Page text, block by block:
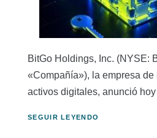
BitGo Holdings, Inc. (NYSE:
«Compañía»), la empresa de
activos digitales, anunció
SEGUIR LEYENDO